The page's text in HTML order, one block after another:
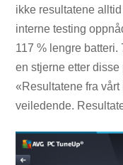
ikke resultatene
interne testing
117 % lengre batteri.
en stjerne etter
«Resultatene fra
veiledende.